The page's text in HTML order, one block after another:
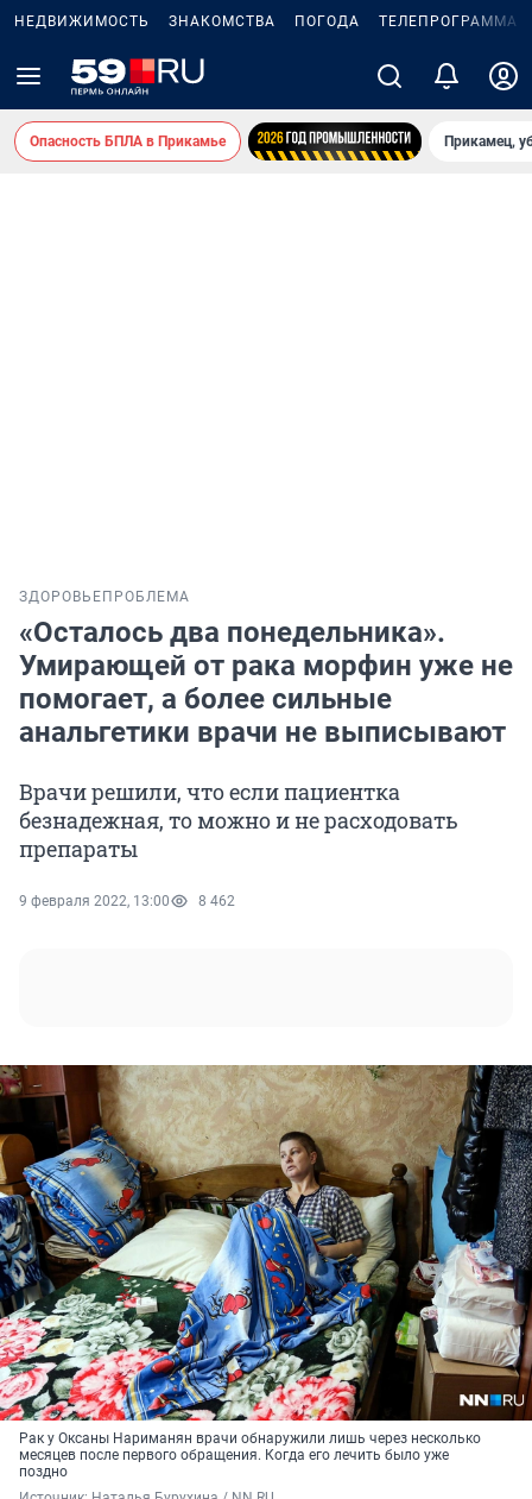
НЕДВИЖИМОСТЬ ЗНАКОМСТВА ПОГОДА ТЕЛЕПРОГРАММА
Опасность БПЛА в Прикамье Прикамец,
ЗДОРОВЬЕ ПРОБЛЕМА
«Осталось два понедельника».
Умирающей от рака морфин уже не
помогает, а более сильные
анальгетики врачи не выписывают
Врачи решили, что если пациентка
безнадежная, то можно и не расходовать
препараты
9 февраля 2022, 13:00 8 462
Рак у Оксаны Нариманян врачи обнаружили лишь через несколько
месяцев после первого обращения. Когда его лечить было уже
поздно